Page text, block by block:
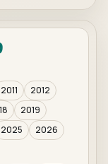
2011
2012
2019
2025
2026